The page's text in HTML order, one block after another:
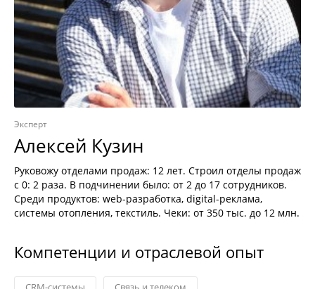
Эксперт
Алексей Кузин
Руковожу отделами продаж: 12 лет. Строил отделы продаж
с 0: 2 раза. В подчинении было: от 2 до 17 сотрудников.
Среди продуктов: web-разработка, digital-реклама,
системы отопления, текстиль. Чеки: от 350 тыс. до 12 млн.
Компетенции и отраслевой опыт